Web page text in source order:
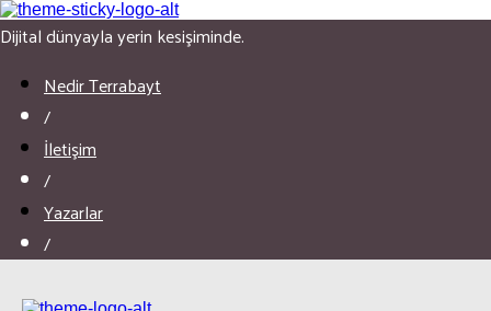
Dijital dünyayla yerin kesişiminde.
Nedir Terrabayt
/
İletişim
/
Yazarlar
/